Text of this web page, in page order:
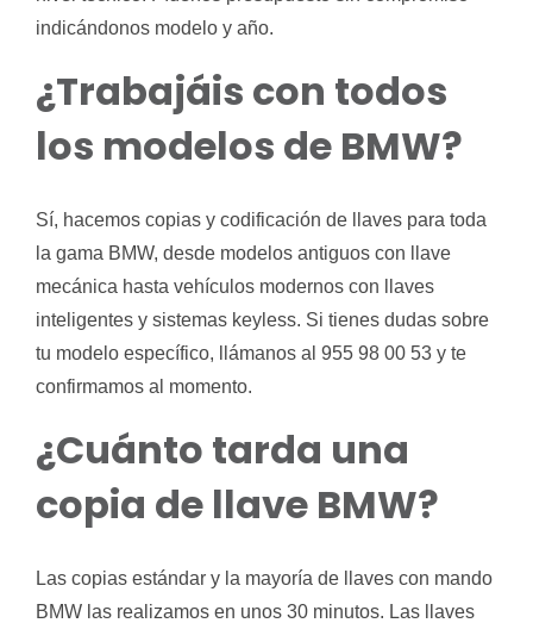
indicándonos modelo y año.
¿Trabajáis con todos
los modelos de BMW?
Sí, hacemos copias y codificación de llaves para toda
la gama BMW, desde modelos antiguos con llave
mecánica hasta vehículos modernos con llaves
inteligentes y sistemas keyless. Si tienes dudas sobre
tu modelo específico, llámanos al 955 98 00 53 y te
confirmamos al momento.
¿Cuánto tarda una
copia de llave BMW?
Las copias estándar y la mayoría de llaves con mando
BMW las realizamos en unos 30 minutos. Las llaves